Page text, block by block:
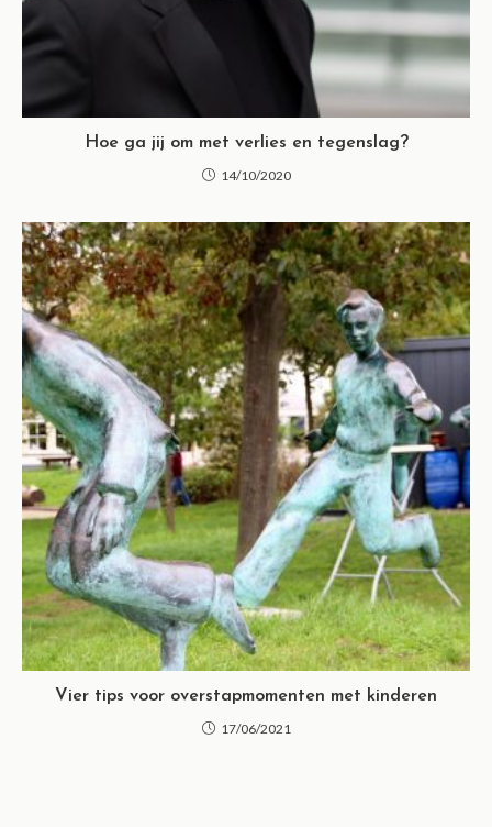
Hoe ga jij om met verlies en tegenslag?
14/10/2020
Vier tips voor overstapmomenten met kinderen
17/06/2021